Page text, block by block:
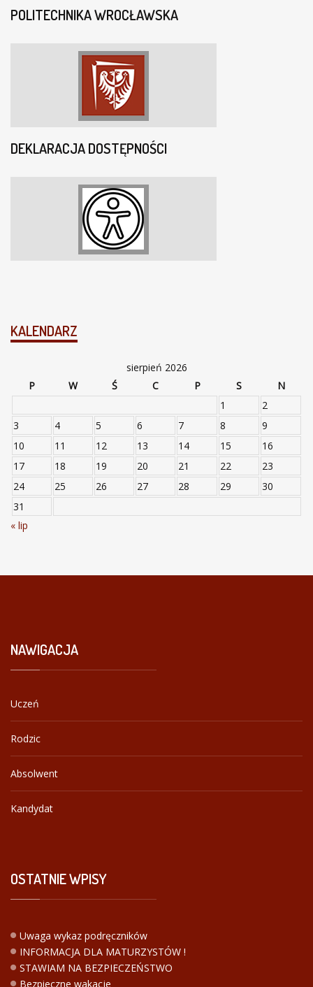
POLITECHNIKA WROCŁAWSKA
DEKLARACJA DOSTĘPNOŚCI
KALENDARZ
sierpień 2026
P
W Ś C P S
N
1
2
3
4 5 6 7 8
9
10
11 12 13 14 15
16
17
18 19 20 21 22
23
24
25 26 27 28 29
30
31
« lip
NAWIGACJA
Uczeń
Rodzic
Absolwent
Kandydat
OSTATNIEWPISY
Uwaga wykaz podręczników
INFORMACJA DLA MATURZYSTÓW !
STAWIAM NA BEZPIECZEŃSTWO
Bezpieczne wakacje